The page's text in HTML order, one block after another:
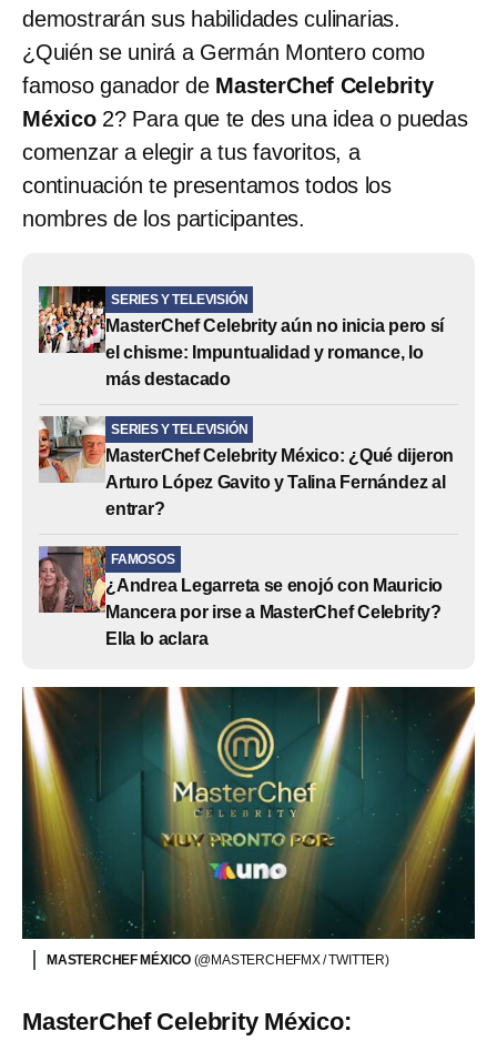
demostrarán sus habilidades culinarias.
¿Quién se unirá a Germán Montero como
famoso ganador de MasterChef Celebrity
México2? Para que te des una idea o puedas
comenzar a elegir a tus favoritos, a
continuación te presentamos todos los
nombres de los participantes.
SERIES Y TELEVISIÓN
MasterChef Celebrity aún no inicia pero sí
el chisme: Impuntualidad y romance, lo
más destacado
SERIES Y TELEVISIÓN
MasterChef Celebrity México: ¿Qué dijeron
Arturo López Gavito y Talina Fernández al
entrar?
FAMOSOS
¿Andrea Legarreta se enojó con Mauricio
Mancera por irse a MasterChef Celebrity?
Ella lo aclara
MASTERCHEF MÉXICO (@MASTERCHEFMX / TWITTER)
MasterChef Celebrity México: